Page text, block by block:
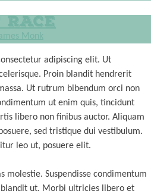
Monk
adipiscing elit. Ut
Proin blandit hendrerit
Ut rutrum bibendum orci non
ut enim quis, tincidunt
libero non finibus auctor. Aliquam
sed tristique dui vestibulum.
leo ut, posuere elit.
molestie. Suspendisse condimentum
ut. Morbi ultricies libero et